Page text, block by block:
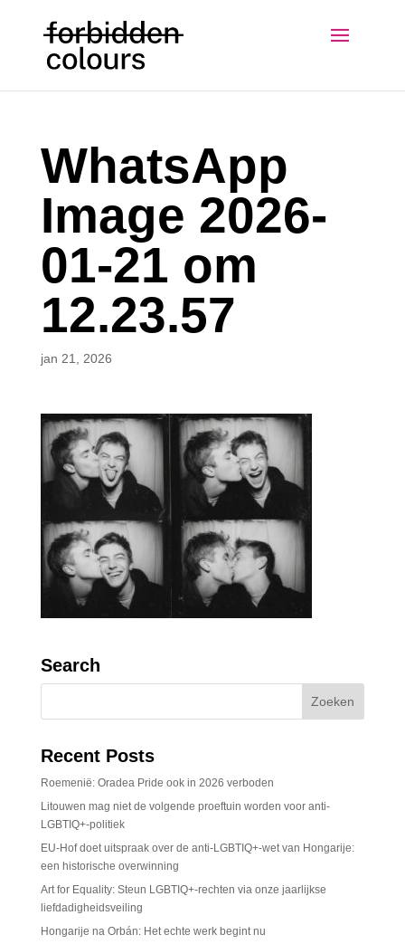
WhatsApp
Image 2026-
01-21 om
12.23.57
jan 21, 2026
Search
Recent Posts
Roemenië: Oradea Pride ook in 2026 verboden
Litouwen mag niet de volgende proeftuin worden voor anti-
LGBTIQ+-politiek
EU-Hof doet uitspraak over de anti-LGBTIQ+-wet van Hongarije:
een historische overwinning
Art for Equality: Steun LGBTIQ+-rechten via onze jaarlijkse
liefdadigheidsveiling
Hongarije na Orbán: Het echte werk begint nu